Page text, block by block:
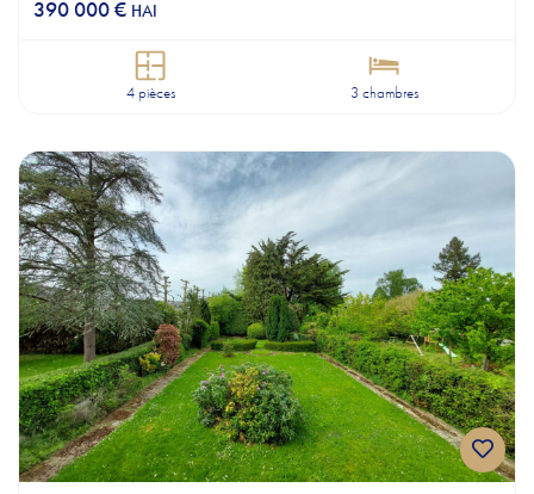
390 000 € HAI
4 pièces 3 chambres